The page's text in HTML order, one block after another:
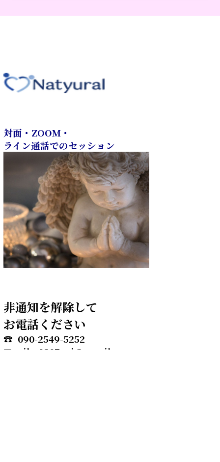
対面・ZOOM・
ライン通話でのセッション
非通知を解除して
お電話ください
☎ 090-2549-5252
✉yuika0307spi@gmail.com